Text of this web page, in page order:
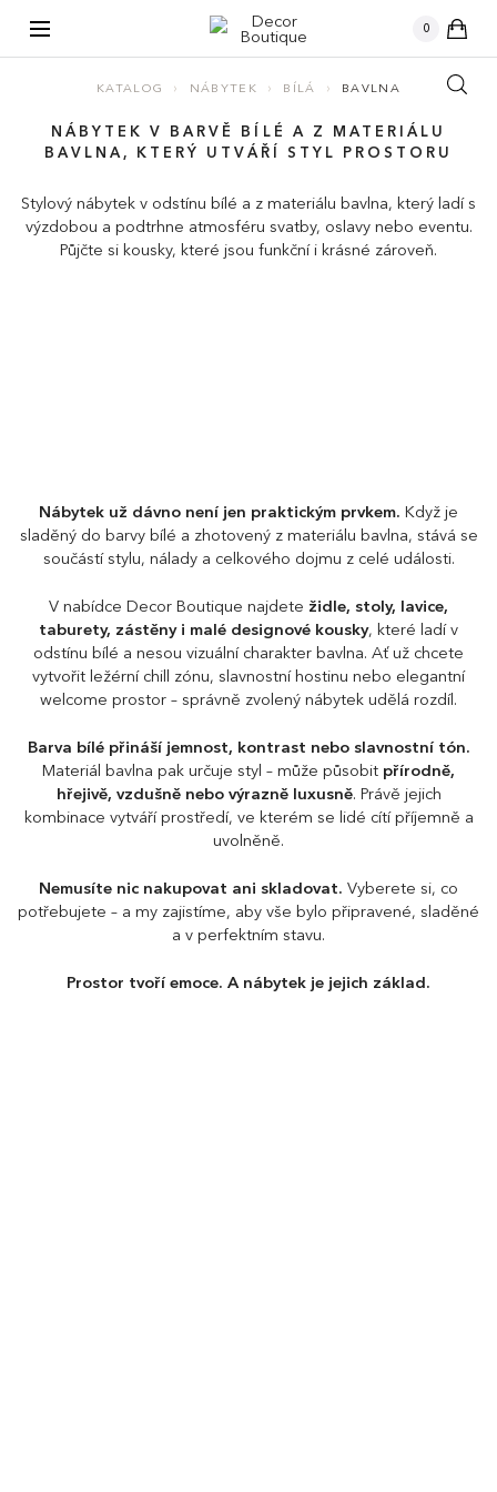
0kusů
KATALOG › NÁBYTEK › BÍLÁ › BAVLNA
NÁBYTEK V BARVĚ BÍLÉ A Z MATERIÁLU
BAVLNA, KTERÝ UTVÁŘÍ STYL PROSTORU
Stylový nábytek v odstínu bílé a z materiálu bavlna, který ladí s
výzdobou a podtrhne atmosféru svatby, oslavy nebo eventu.
Půjčte si kousky, které jsou funkční i krásné zároveň.
Nábytek už dávno není jen praktickým prvkem. Když je
sladěný do barvy bílé a zhotovený z materiálu bavlna, stává se
součástí stylu, nálady a celkového dojmu z celé události.
V nabídce Decor Boutique najdete židle, stoly, lavice,
taburety, zástěny i malé designové kousky, které ladí v
odstínu bílé a nesou vizuální charakter bavlna. Ať už chcete
vytvořit ležérní chill zónu, slavnostní hostinu nebo elegantní
welcome prostor – správně zvolený nábytek udělá rozdíl.
Barva bílé přináší jemnost, kontrast nebo slavnostní tón.
Materiál bavlna pak určuje styl – může působit přírodně,
hřejivě, vzdušně nebo výrazně luxusně. Právě jejich
kombinace vytváří prostředí, ve kterém se lidé cítí příjemně a
uvolněně.
Nemusíte nic nakupovat ani skladovat. Vyberete si, co
potřebujete – a my zajistíme, aby vše bylo připravené, sladěné
a v perfektním stavu.
Prostor tvoří emoce. A nábytek je jejich základ.